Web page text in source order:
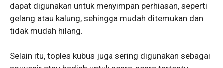
dapat digunakan untuk menyimpan perhiasan, seperti
gelang atau kalung, sehingga mudah ditemukan dan
tidak mudah hilang.
Selain itu, toples kubus juga sering digunakan sebagai